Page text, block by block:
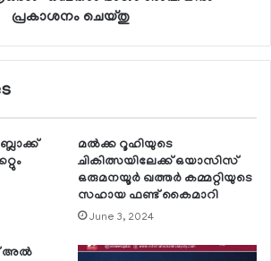
പ്രകാശനം ചെയ്തു
മല്‍ക്ക റൂഹിയുടെ
ചികിത്സയിലേക്ക് ഒയാസിസ്
ഒരുമനയൂര്‍ ഖത്തര്‍ കമ്മറ്റിയുടെ
സഹായ ഫണ്ട് കൈമാറി
June 3, 2024
അല്‍